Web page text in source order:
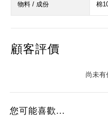
物料 / 成份 棉
顧客評價
尚未有
您可能喜歡...